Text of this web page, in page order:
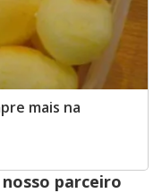
mais na
parceiro